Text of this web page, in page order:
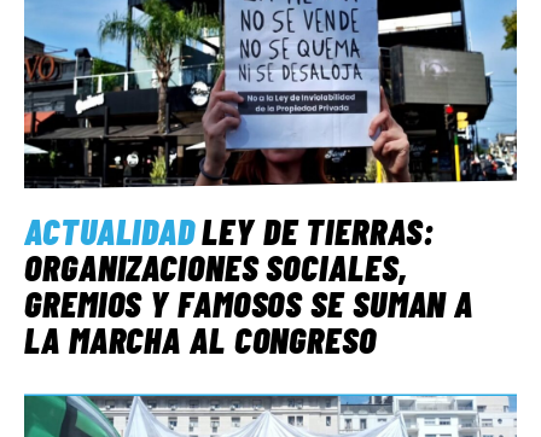
ACTUALIDADLEY DE TIERRAS:
ORGANIZACIONES SOCIALES,
GREMIOS Y FAMOSOS SE SUMAN A
LA MARCHA AL CONGRESO